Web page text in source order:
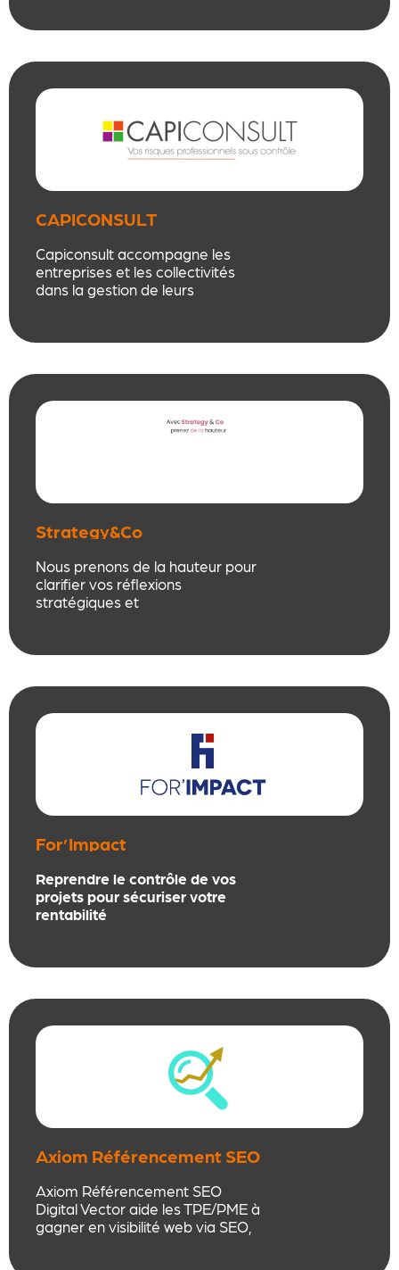
CAPICONSULT
Capiconsult accompagne les
entreprises et les collectivités
dans la gestion de leurs
des prestations de conseil et de
des risques professionnels et à la
formation des instances
représentatives du personnel.
Strategy&Co
Nous prenons de la hauteur pour
clarifier vos réflexions
stratégiques et
Entreprise, nous trouvons et
actions pour développer et
pérenniser la Valeur Ajoutée de
vos produits / services.
For’Impact
Reprendre le contrôle de vos
projets pour sécuriser votre
rentabilité
Axiom Référencement SEO
Axiom Référencement SEO
Digital Vector aide les TPE/PME à
gagner en visibilité web via SEO,